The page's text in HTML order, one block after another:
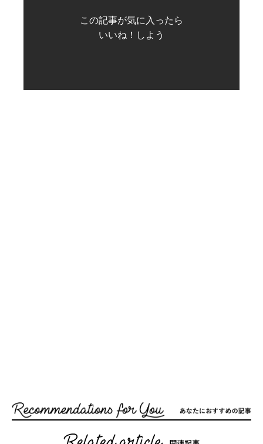
この記事が気に入ったら
いいね！しよう